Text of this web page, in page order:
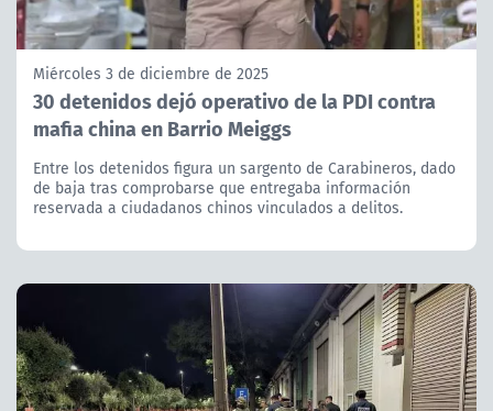
Miércoles 3 de diciembre de 2025
30 detenidos dejó operativo de la PDI contra
mafia china en Barrio Meiggs
Entre los detenidos figura un sargento de Carabineros, dado
de baja tras comprobarse que entregaba información
reservada a ciudadanos chinos vinculados a delitos.